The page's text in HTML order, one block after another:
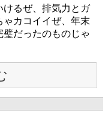
るぜ、排気力とガ
ゃカコイイぜ、年末
だったのものじゃ